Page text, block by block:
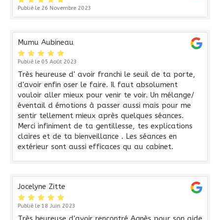
Publié le 26 Novembre 2023
Mumu Aubineau
Publié le 05 Août 2023
Très heureuse d' avoir franchi le seuil de ta porte,
d'avoir enfin oser le faire. Il faut absolument
vouloir aller mieux pour venir te voir. Un mélange/
éventail d émotions à passer aussi mais pour me
sentir tellement mieux après quelques séances.
Merci infiniment de ta gentillesse, tes explications
claires et de ta bienveillance . Les séances en
extérieur sont aussi efficaces qu au cabinet.
Jocelyne Zitte
Publié le 18 Juin 2023